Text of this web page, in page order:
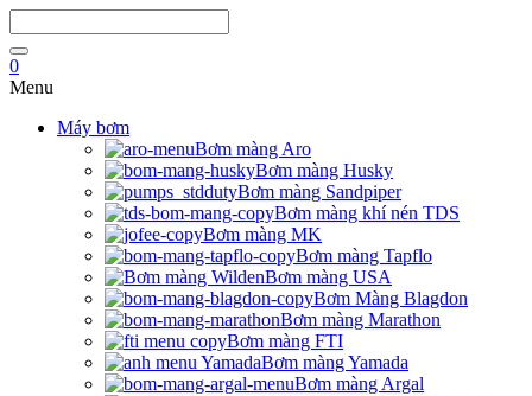
0
Menu
Máy bơm
Bơm màng Aro
Bơm màng Husky
Bơm màng Sandpiper
Bơm màng khí nén TDS
Bơm màng MK
Bơm màng Tapflo
Bơm màng USA
Bơm Màng Blagdon
Bơm màng Marathon
Bơm màng FTI
Bơm màng Yamada
Bơm màng Argal